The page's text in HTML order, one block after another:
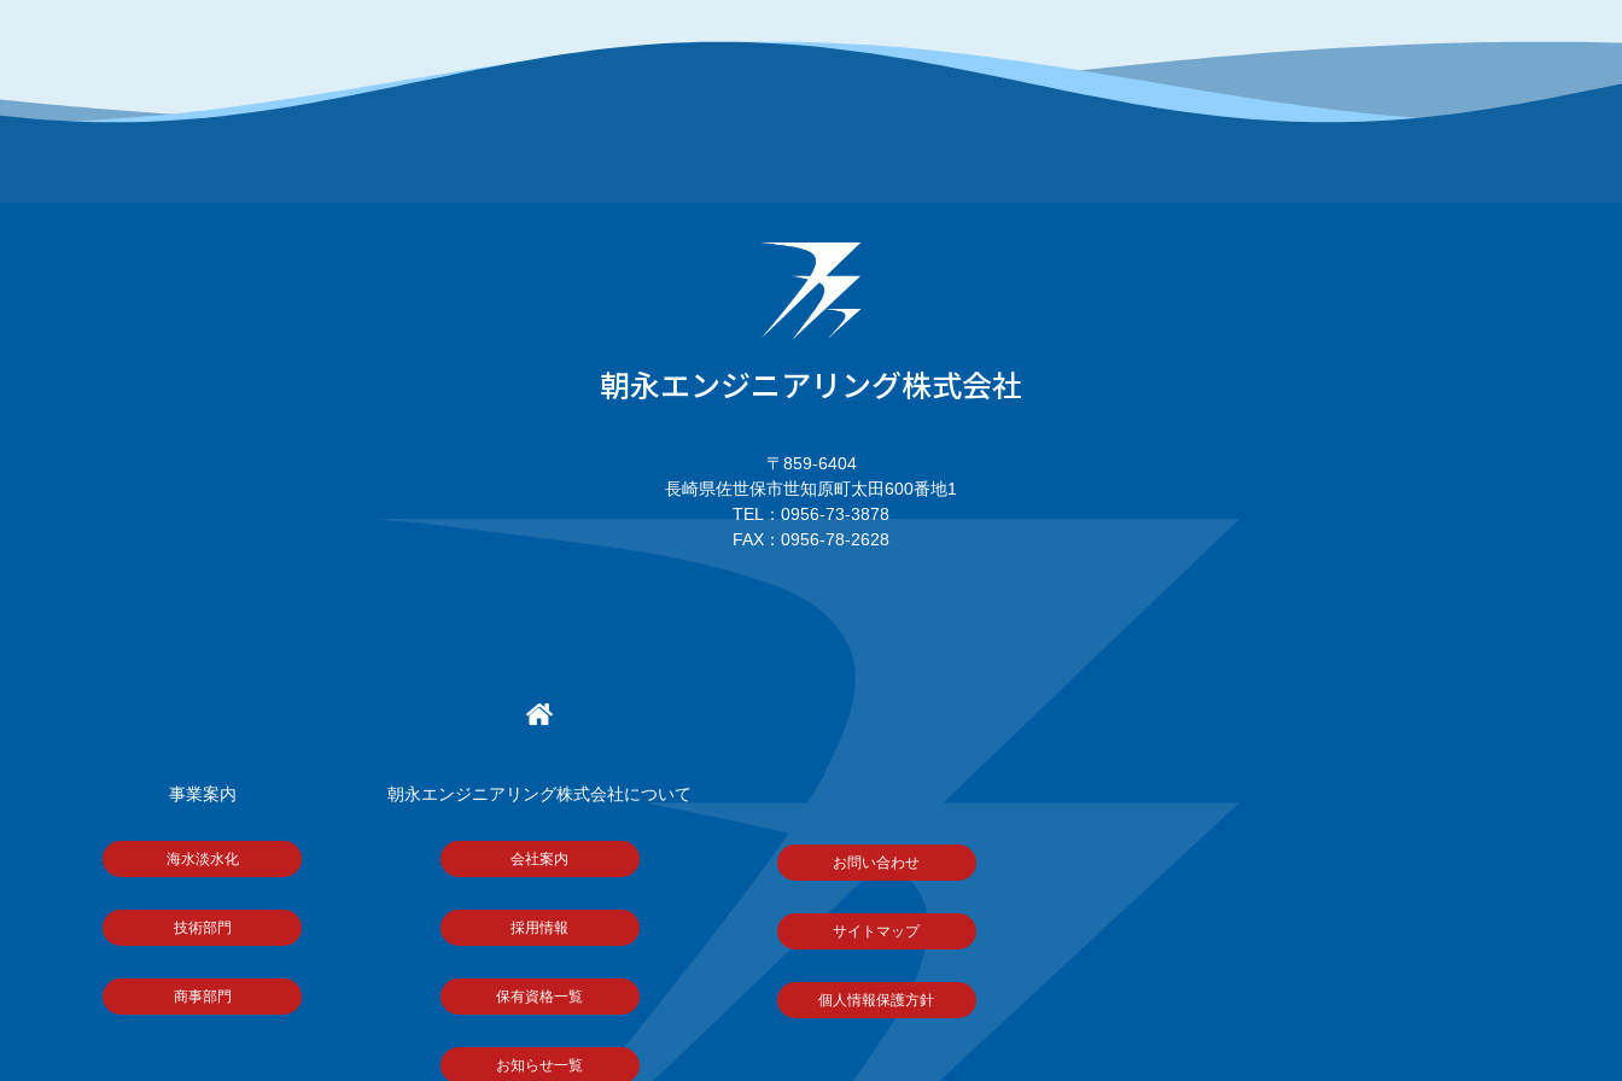
朝永エンジニアリング株式会社
〒859-6404
長崎県佐世保市世知原町太田600番地1
TEL：0956-73-3878
FAX：0956-78-2628
事業案内
海水淡水化
技術部門
商事部門
朝永エンジニアリング株式会社について
会社案内
採用情報
保有資格一覧
お知らせ一覧
お問い合わせ
サイトマップ
個人情報保護方針